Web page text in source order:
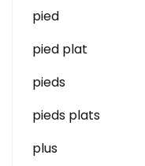
pied
pied plat
pieds
pieds plats
plus